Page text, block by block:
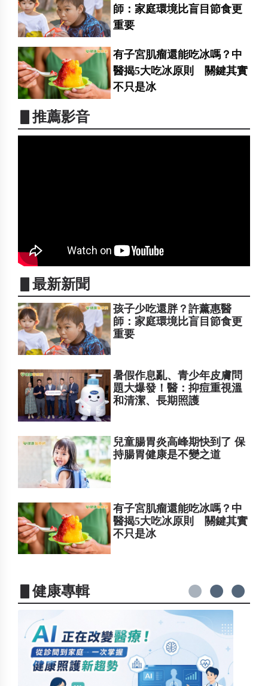
師：家庭環境比盲目節食更
重要
有子宮肌瘤還能吃冰嗎？中
醫揭5大吃冰原則 關鍵其實
不只是冰
▋推薦影音
▋最新新聞
孩子少吃還胖？許薰惠醫
師：家庭環境比盲目節食更
重要
暑假作息亂、青少年皮膚問
題大爆發！醫：抑痘重視溫
和清潔、長期照護
兒童腸胃炎高峰期快到了 保
持腸胃健康是不變之道
有子宮肌瘤還能吃冰嗎？中
醫揭5大吃冰原則 關鍵其實
不只是冰
▋健康專輯